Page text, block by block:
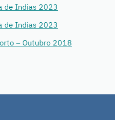
de Indias 2023
de Indias 2023
– Outubro 2018